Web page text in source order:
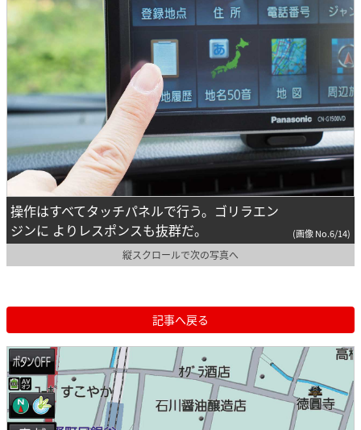
操作はすべてタッチパネルで行う。ゴリラエン
ジンに よりレスポンスも抜群だ。
(画像 No.6/14)
縦スクロールで次の写真へ
記事へ戻る